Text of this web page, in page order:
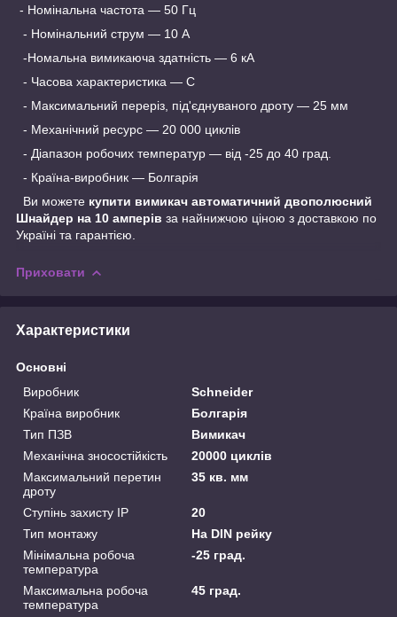
- Номінальна частота — 50 Гц
- Номінальний струм — 10 А
-Номальна вимикаюча здатність — 6 кА
- Часова характеристика — С
- Максимальний переріз, під'єднуваного дроту — 25 мм
- Механічний ресурс — 20 000 циклів
- Діапазон робочих температур — від -25 до 40 град.
- Країна-виробник — Болгарія
Ви можете купити вимикач автоматичний двополюсний
Шнайдер на 10 амперів за найнижчою ціною з доставкою по
Україні та гарантією.
Приховати
Характеристики
Основні
Виробник
Schneider
Країна виробник
Болгарія
Тип ПЗВ
Вимикач
Механічна зносостійкість
20000 циклів
Максимальний перетин
дроту
35 кв. мм
Ступінь захисту IP
20
Тип монтажу
На DIN рейку
Мінімальна робоча
температура
-25 град.
Максимальна робоча
температура
45 град.